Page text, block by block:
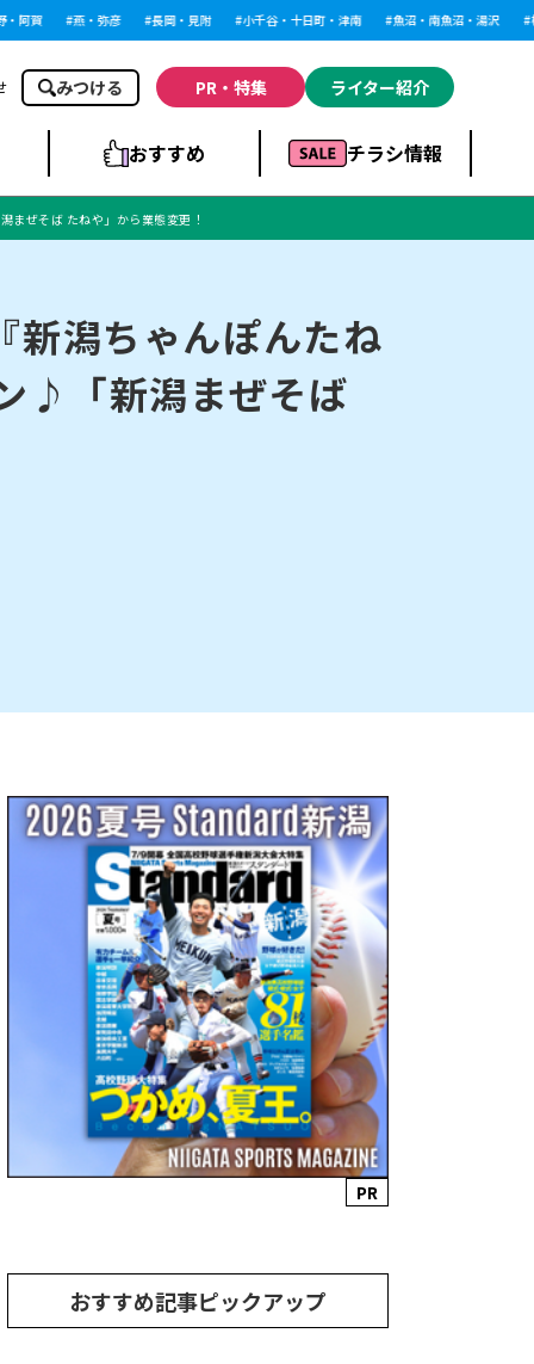
燕・弥彦 長岡・見附 小千谷・十日町・津南 魚沼・南魚沼・湯沢 柏
みつける PR・特集 ライター紹介
おすすめ チラシ情報
長岡市・閉店 上越市・開店
館
リラクゼーション・整体
とめ ラーメンまとめ 飲食店まとめ
まぜそば たねや」から業態変更！
潟ちゃんぽんたね
♪「新潟まぜそば
PR
おすすめ記事ピックアップ